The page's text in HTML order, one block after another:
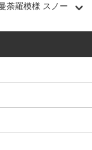
荼羅模様 スノー